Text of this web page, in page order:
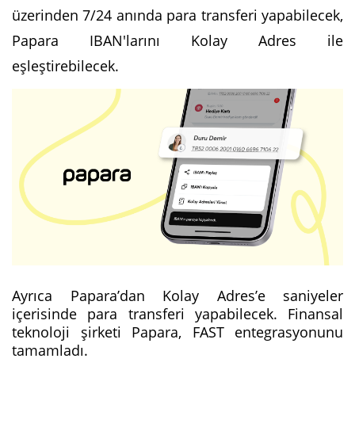
üzerinden 7/24 anında para transferi yapabilecek,
Papara IBAN'larını Kolay Adres ile
eşleştirebilecek.
Ayrıca Papara’dan Kolay Adres’e saniyeler
içerisinde para transferi yapabilecek. Finansal
teknoloji şirketi Papara, FAST entegrasyonunu
tamamladı.